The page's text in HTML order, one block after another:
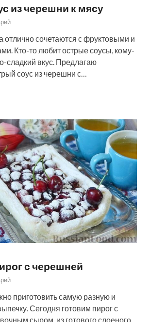
из черешни к мясу
сочетаются с фруктовыми и
Кто-то любит острые соусы, кому-
сладкий вкус. Предлагаю
соус из черешни с…
с черешней
приготовить самую разную и
Сегодня готовим пирог с
сыром, из готового слоеного